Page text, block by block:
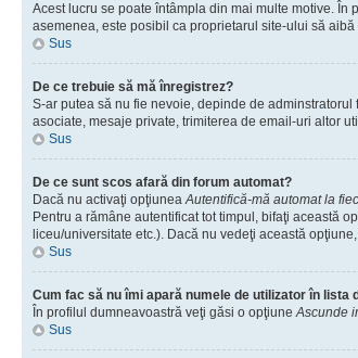
Acest lucru se poate întâmpla din mai multe motive.
asemenea, este posibil ca proprietarul site-ului să
Sus
De ce trebuie să mă înregistrez?
S-ar putea să nu fie nevoie, depinde de
asociate, mesaje private, trimiterea de email-uri altor
Sus
De ce sunt scos afară din forum automat?
Dacă nu activaţi opţiuneaAutentifică-mă automat la
Pentru a rămâne autentificat tot timpul, bifaţi această
liceu/universitate etc.). Dacă nu vedeţi această
Sus
Cum fac să nu îmi apară numele de utilizator în lista
În profilul dumneavoastră veţi găsi o opţiuneAscunde
Sus